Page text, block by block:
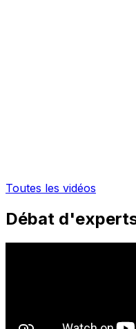
Toutes les vidéos
Débat